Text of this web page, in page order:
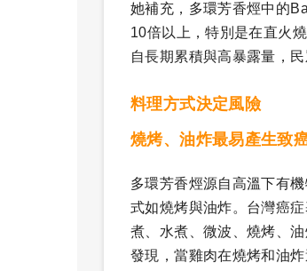
她補充，多環芳香烴中的
10倍以上，特別是在直火
自長期累積與高暴露量，
料理方式決定風險
燒烤、油炸最易產生致
多環芳香烴源自高溫下有
式如燒烤與油炸。台灣癌
煮、水煮、微波、燒烤、
發現，當雞肉在燒烤和油